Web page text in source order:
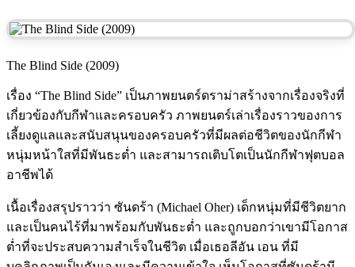
The Blind Side (2009)
เรื่อง “The Blind Side” เป็นภาพยนตร์ดราม่าสร้างจากเรื่องจริงที่
เกี่ยวข้องกับกีฬาและครอบครัว ภาพยนตร์เล่าเรื่องราวของการ
เลี้ยงดูแลและสนับสนุนของครอบครัวที่มีผลต่อชีวิตของนักกีฬา
หนุ่มหน้าใสที่มีพันธะต่ำ และสามารถเติบโตเป็นนักกีฬาฟุตบอล
อาชีพได้
เนื้อเรื่องสรุปราวว่า ซันดร้า (Michael Oher) เด็กหนุ่มที่มีชีวิตยาก
และเป็นคนไร้ที่มาพร้อมกับพันธะต่ำ และถูกบอกว่าเขามีโอกาส
ต่ำที่จะประสบความสำเร็จในชีวิต เมื่อเธอลีอัน เอน ที่มี